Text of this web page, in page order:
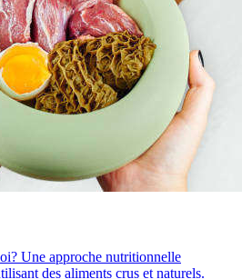
Une approche nutritionnelle
des aliments crus et naturels.